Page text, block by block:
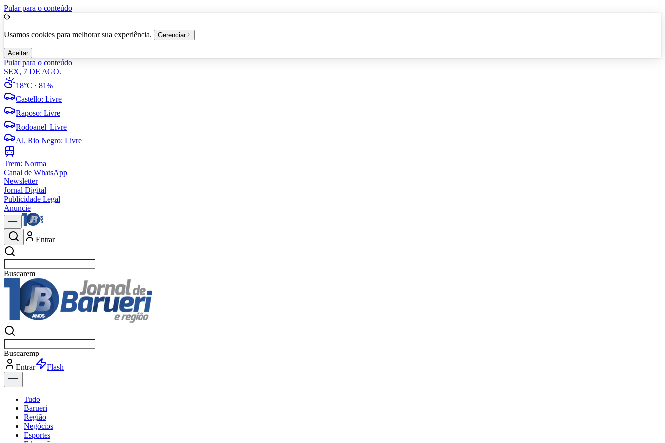
Pular para o conteúdo
Usamos cookies para melhorar sua experiência. Gerenciar
Aceitar
Pular para o conteúdo
SEX, 7 DE AGO.
18°C · 81%
Castello: Livre
Raposo: Livre
Rodoanel: Livre
Al. Rio Negro: Livre
Trem: Normal
Canal de WhatsApp
Newsletter
Jornal Digital
Publicidade Legal
Anuncie
Entrar
Buscaresportes
Buscaresportes
Entrar
Flash
Tudo
Barueri
Região
Negócios
Esportes